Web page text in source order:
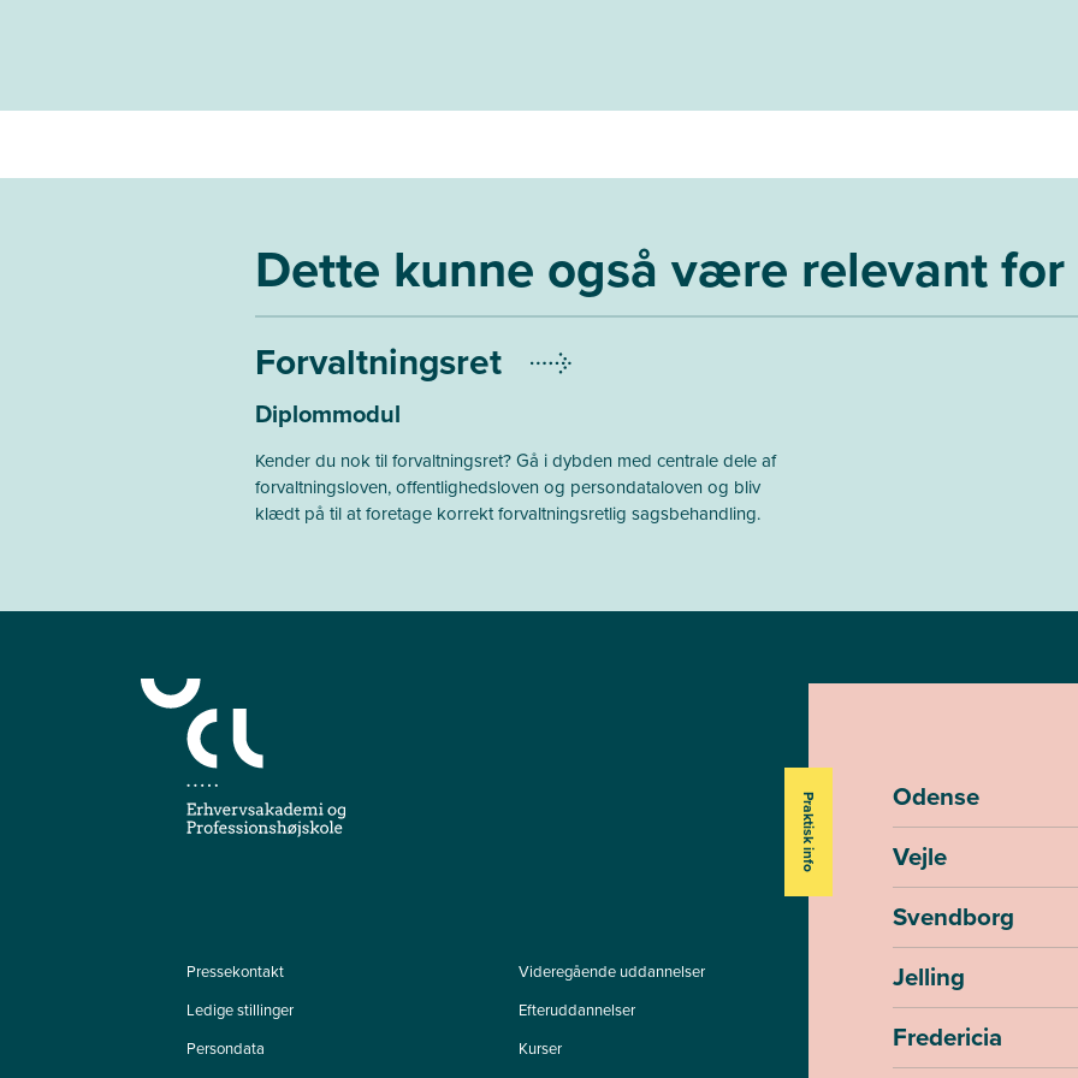
Dette kunne også være relevant
Forvaltningsret
Diplommodul
Kender du nok til forvaltningsret? Gå i dybden med centrale dele af
forvaltningsloven, offentlighedsloven og persondataloven og bliv
klædt på til at foretage korrekt forvaltningsretlig sagsbehandling.
Pressekontakt
Ledige stillinger
Persondata
Videregående uddannelser
Efteruddannelser
Kurser
Praktisk info
Odense
Vejle
Svendborg
Jelling
Fredericia